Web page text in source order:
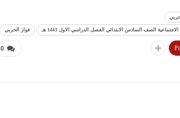
الصف السادس الابتدائي الفصل الدراسي الاول 1443 هـ فواز الحربي
0